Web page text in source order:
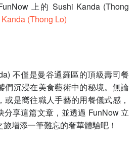
上的 Sushi Kanda (Thong
(Thong Lo)
不僅是曼谷通羅區的頂級壽司餐
們沉浸在美食藝術中的秘境。無論
或是嚮往職人手藝的用餐儀式感，
分享這篇文章，並透過 FunNow 立
增添一筆難忘的奢華體驗吧！